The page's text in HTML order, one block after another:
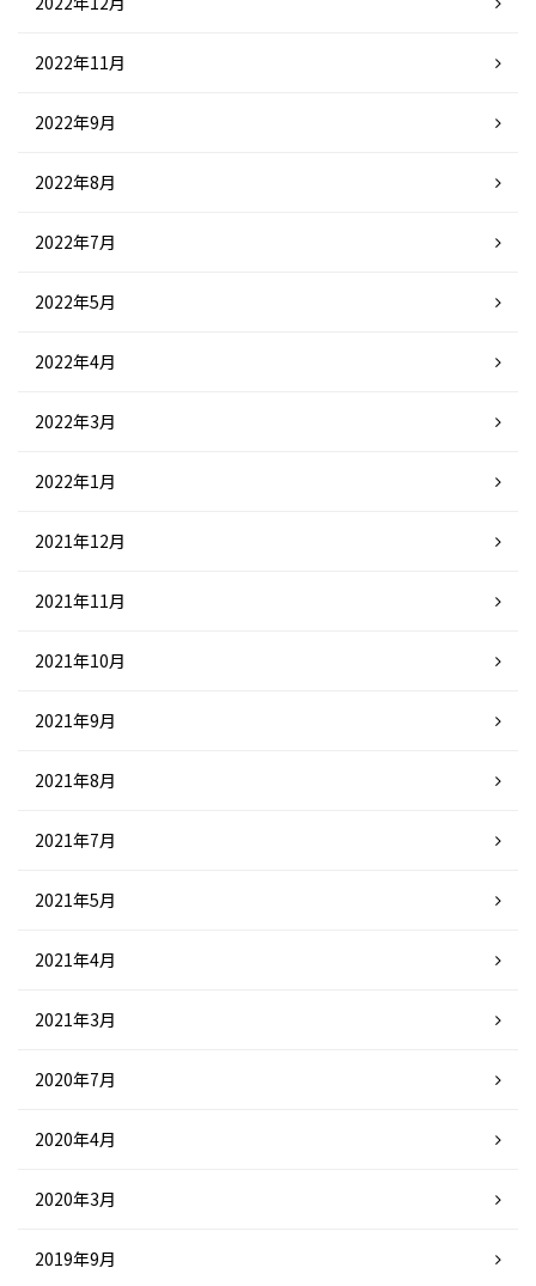
2022年11月
2022年9月
2022年8月
2022年7月
2022年5月
2022年4月
2022年3月
2022年1月
2021年12月
2021年11月
2021年10月
2021年9月
2021年8月
2021年7月
2021年5月
2021年4月
2021年3月
2020年7月
2020年4月
2020年3月
2019年9月